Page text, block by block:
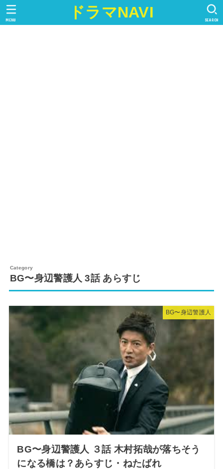
ドラマNAVI SEARCH
MENU
BG〜身辺警護人 3話 あらすじ
BG〜身辺警護人
BG〜身辺警護人 ３話 木村拓哉が落ちそう
になる橋は？あらすじ・ねたばれ